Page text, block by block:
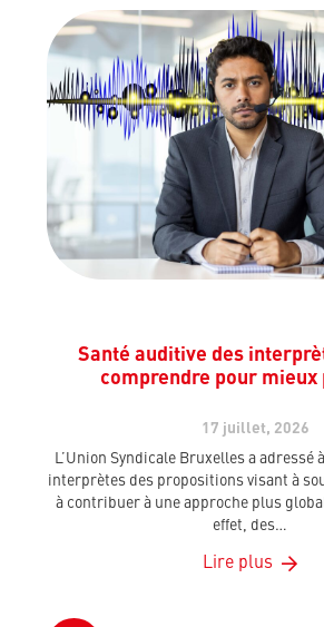
Santé auditive des
comprendre pour mieux
17 juillet, 2026
L’Union Syndicale Bruxelles a adressé
interprètes des propositions visant à
à contribuer à une approche plus
effet, des…
Lire plus